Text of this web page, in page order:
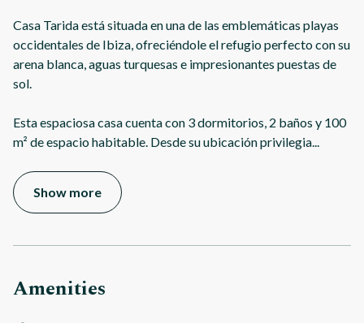
Casa Tarida está situada en una de las emblemáticas playas
occidentales de Ibiza, ofreciéndole el refugio perfecto con su
arena blanca, aguas turquesas e impresionantes puestas de
sol.
Esta espaciosa casa cuenta con 3 dormitorios, 2 baños y 100
m² de espacio habitable. Desde su ubicación privilegia...
Show more
Amenities